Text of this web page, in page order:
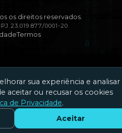
os direitos reservados.
23.019.877/0001-20
Termos
Fale Conosco
sua experiência e analisar
aceitar ou recusar os cookies
de Privacidade.
Aceitar